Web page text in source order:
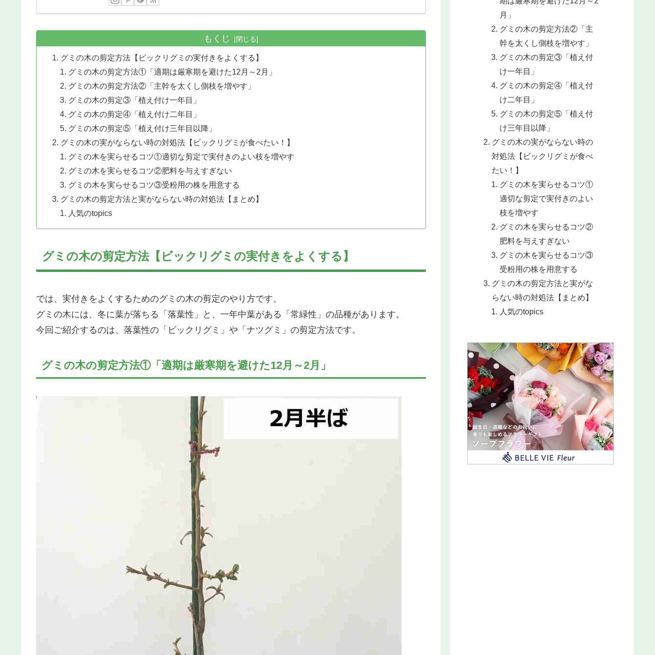
もくじ
グミの木の剪定方法【ビックリグミの実付きをよくする】
グミの木の剪定方法①「適期は厳寒期を避けた12月～2月」
グミの木の剪定方法②「主幹を太くし側枝を増やす」
グミの木の剪定③「植え付け一年目」
グミの木の剪定④「植え付け二年目」
グミの木の剪定⑤「植え付け三年目以降」
グミの木の実がならない時の対処法【ビックリグミが食べたい！】
グミの木を実らせるコツ①適切な剪定で実付きのよい枝を増やす
グミの木を実らせるコツ②肥料を与えすぎない
グミの木を実らせるコツ③受粉用の株を用意する
グミの木の剪定方法と実がならない時の対処法【まとめ】
人気のtopics
グミの木の剪定方法【ビックリグミの実付きをよくする】
では、実付きをよくするためのグミの木の剪定のやり方です。
グミの木には、冬に葉が落ちる「落葉性」と、一年中葉がある「常緑性」の品種があります。
今回ご紹介するのは、落葉性の「ビックリグミ」や「ナツグミ」の剪定方法です。
グミの木の剪定方法①「適期は厳寒期を避けた12月～2月」
月」
グミの木の剪定方法②「主
幹を太くし側枝を増やす」
グミの木の剪定③「植え付
け一年目」
グミの木の剪定④「植え付
け二年目」
グミの木の剪定⑤「植え付
け三年目以降」
グミの木の実がならない時の
対処法【ビックリグミが食べ
たい！】
グミの木を実らせるコツ①
適切な剪定で実付きのよい
枝を増やす
グミの木を実らせるコツ②
肥料を与えすぎない
グミの木を実らせるコツ③
受粉用の株を用意する
グミの木の剪定方法と実がな
らない時の対処法【まとめ】
人気のtopics